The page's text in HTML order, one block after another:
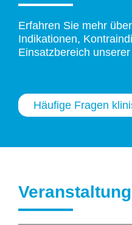
Erfahren Sie mehr
Indikationen,
Einsatzbereich
Häufige Fragen